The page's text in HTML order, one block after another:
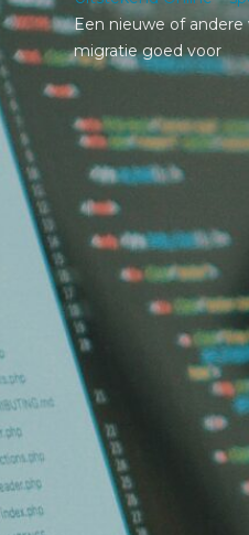
Een nieuwe of
migratie goed voor